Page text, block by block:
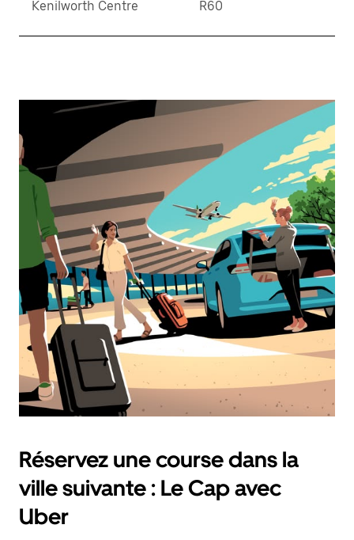
Kenilworth Centre R60
Réservez une course dans la
ville suivante : Le Cap avec
Uber